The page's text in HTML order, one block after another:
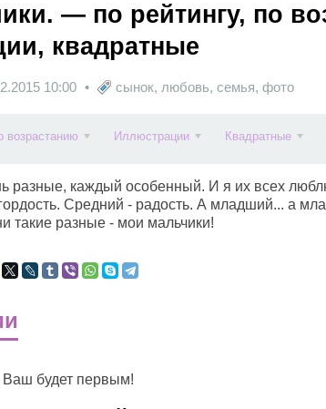
— по рейтингу, по
квадратные
10:00 сынок, любовь, семья, фото
возрастанию Иллюстрации Квадратные
разные, каждый особенный. И я их всех
Средний - радость. А младший... а
такие разные - мои мальчики!
Ваш будет первым!